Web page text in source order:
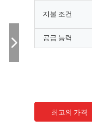
페이밍 서비스가 상의하는 것에
적이어 특화하는 우리의 기대
지불 조건
공급 능력
최고의 가격